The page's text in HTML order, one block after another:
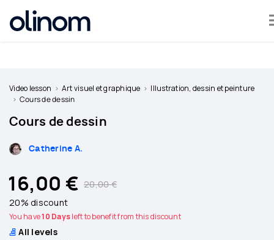
a
teacher
in
Video lesson Art visuel et graphique
Illustration, dessin et peinture
Cours de dessin
Cours de dessin
Catherine A.
16,00 € 20,00 €
20% discount
You have10 Daysleft to benefit from this discount
All levels
Cookies management panel